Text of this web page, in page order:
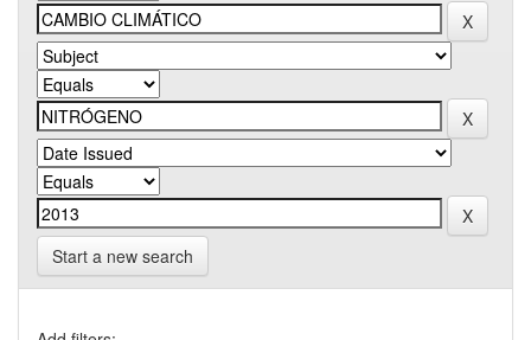
Start a new search